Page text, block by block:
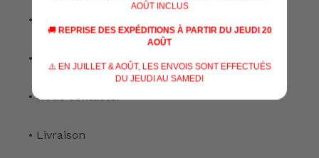
• Nos services
• Notre atelier
• Nous contacter
• Livraison
AOÛT INCLUS
🚚 REPRISE DES EXPÉDITIONS À PARTIR DU JEUDI 20
AOÛT
⚠️ EN JUILLET & AOÛT, LES ENVOIS SONT EFFECTUÉS
DU JEUDI AU SAMEDI